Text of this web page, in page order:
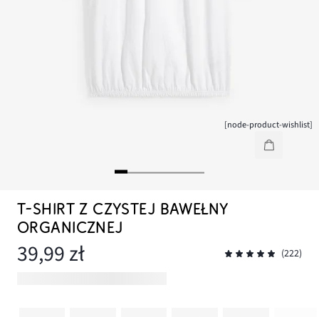
[node-product-wishlist]
T-SHIRT Z CZYSTEJ BAWEŁNY
ORGANICZNEJ
39,99 zł (222)